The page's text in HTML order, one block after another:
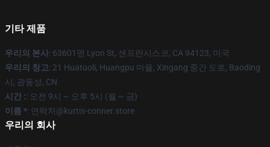
기타 제품
우리의 본사: 63601명 Lyon St, 샌프란시스코, CA 94123, 미국
우리의 창고: 21 Huatuoli, Huangpu 마을, Xingang 중간 도로, Baoding
시, 광동성, CN
시간 :: 오전 9시 ~ 오후 5시 (월 ~ 금)
이름 *: 연락처@kurtis-conner.store
우리의 회사